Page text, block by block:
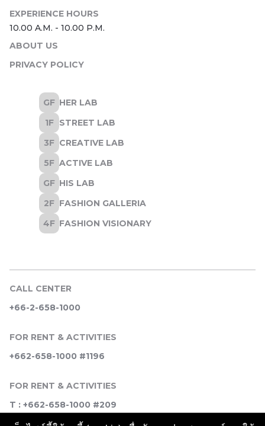
ABOUT US
PRIVACY POLICY
CALL CENTER
+66-2-658-1000
FOR RENT & ACTIVITIES
+662-658-1000 #1196
FOR RENT & ACTIVITIES
T : +662-658-1000 #209